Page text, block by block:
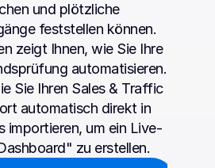
und plötzliche
feststellen können.
zeigt Ihnen, wie Sie Ihre
automatisieren.
Sie Ihren Sales & Traffic
automatisch direkt in
importieren, um ein Live-
zu erstellen.